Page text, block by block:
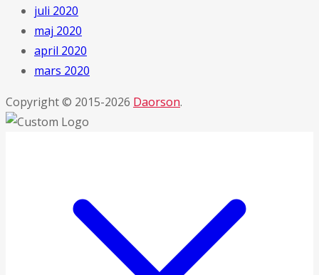
juli 2020
maj 2020
april 2020
mars 2020
Copyright © 2015-2026 Daorson.